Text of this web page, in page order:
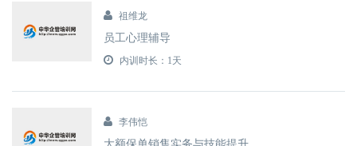
祖维龙
员工心理辅导
内训时长：1天
李伟恺